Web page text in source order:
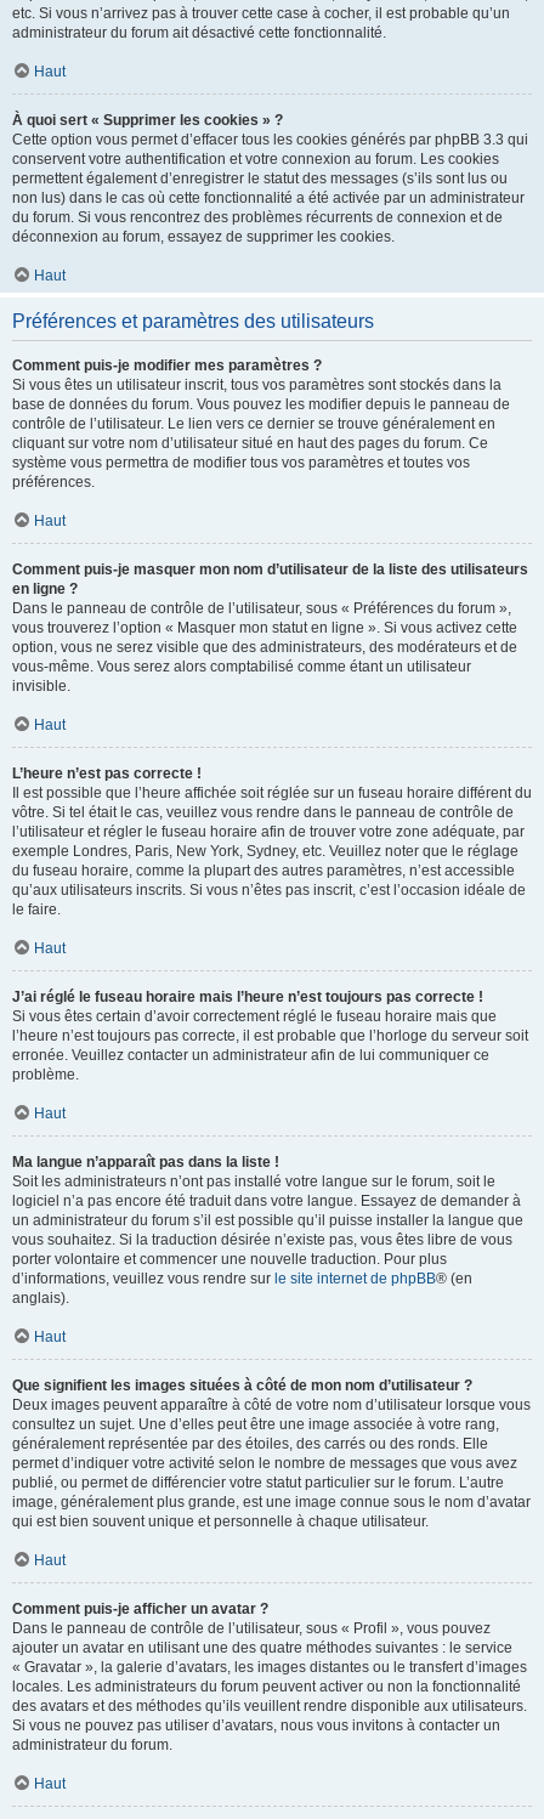
etc. Si vous n’arrivez pas à trouver cette case à cocher, il est probable qu’un
administrateur du forum ait désactivé cette fonctionnalité.
Haut
À quoi sert « Supprimer les cookies » ?
Cette option vous permet d’effacer tous les cookies générés par phpBB 3.3 qui
conservent votre authentification et votre connexion au forum. Les cookies
permettent également d’enregistrer le statut des messages (s’ils sont lus ou
non lus) dans le cas où cette fonctionnalité a été activée par un administrateur
du forum. Si vous rencontrez des problèmes récurrents de connexion et de
déconnexion au forum, essayez de supprimer les cookies.
Haut
Préférences et paramètres des utilisateurs
Comment puis-je modifier mes paramètres ?
Si vous êtes un utilisateur inscrit, tous vos paramètres sont stockés dans la
base de données du forum. Vous pouvez les modifier depuis le panneau de
contrôle de l’utilisateur. Le lien vers ce dernier se trouve généralement en
cliquant sur votre nom d’utilisateur situé en haut des pages du forum. Ce
système vous permettra de modifier tous vos paramètres et toutes vos
préférences.
Haut
Comment puis-je masquer mon nom d’utilisateur de la liste des utilisateurs
en ligne ?
Dans le panneau de contrôle de l’utilisateur, sous « Préférences du forum »,
vous trouverez l’option « Masquer mon statut en ligne ». Si vous activez cette
option, vous ne serez visible que des administrateurs, des modérateurs et de
vous-même. Vous serez alors comptabilisé comme étant un utilisateur
invisible.
Haut
L’heure n’est pas correcte !
Il est possible que l’heure affichée soit réglée sur un fuseau horaire différent du
vôtre. Si tel était le cas, veuillez vous rendre dans le panneau de contrôle de
l’utilisateur et régler le fuseau horaire afin de trouver votre zone adéquate, par
exemple Londres, Paris, New York, Sydney, etc. Veuillez noter que le réglage
du fuseau horaire, comme la plupart des autres paramètres, n’est accessible
qu’aux utilisateurs inscrits. Si vous n’êtes pas inscrit, c’est l’occasion idéale de
le faire.
Haut
J’ai réglé le fuseau horaire mais l’heure n’est toujours pas correcte !
Si vous êtes certain d’avoir correctement réglé le fuseau horaire mais que
l’heure n’est toujours pas correcte, il est probable que l’horloge du serveur soit
erronée. Veuillez contacter un administrateur afin de lui communiquer ce
problème.
Haut
Ma langue n’apparaît pas dans la liste !
Soit les administrateurs n’ont pas installé votre langue sur le forum, soit le
logiciel n’a pas encore été traduit dans votre langue. Essayez de demander à
un administrateur du forum s’il est possible qu’il puisse installer la langue que
vous souhaitez. Si la traduction désirée n’existe pas, vous êtes libre de vous
porter volontaire et commencer une nouvelle traduction. Pour plus
d’informations, veuillez vous rendre sur le site internet de phpBB® (en
anglais).
Haut
Que signifient les images situées à côté de mon nom d’utilisateur ?
Deux images peuvent apparaître à côté de votre nom d’utilisateur lorsque vous
consultez un sujet. Une d’elles peut être une image associée à votre rang,
généralement représentée par des étoiles, des carrés ou des ronds. Elle
permet d’indiquer votre activité selon le nombre de messages que vous avez
publié, ou permet de différencier votre statut particulier sur le forum. L’autre
image, généralement plus grande, est une image connue sous le nom d’avatar
qui est bien souvent unique et personnelle à chaque utilisateur.
Haut
Comment puis-je afficher un avatar ?
Dans le panneau de contrôle de l’utilisateur, sous « Profil », vous pouvez
ajouter un avatar en utilisant une des quatre méthodes suivantes : le service
« Gravatar », la galerie d’avatars, les images distantes ou le transfert d’images
locales. Les administrateurs du forum peuvent activer ou non la fonctionnalité
des avatars et des méthodes qu’ils veuillent rendre disponible aux utilisateurs.
Si vous ne pouvez pas utiliser d’avatars, nous vous invitons à contacter un
administrateur du forum.
Haut